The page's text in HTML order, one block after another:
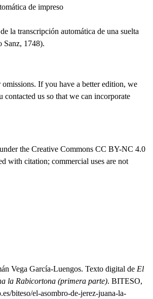
de impreso
la transcripción automática de una suelta
Sanz, 1748).
If you have a better edition, we
us so that we can incorporate
the Creative Commons CC BY-NC 4.0
with citation; commercial uses are not
Vega García-Luengos. Texto digital de El
la Rabicortona (primera parte). BITESO,
biteso/el-asombro-de-jerez-juana-la-